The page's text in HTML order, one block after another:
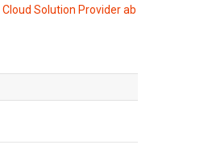
Solution Provider ab